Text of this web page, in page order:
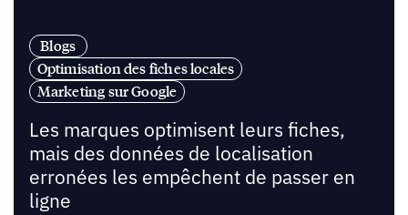
Blogs
Optimisation des fiches locales
Marketing sur Google
Les marques optimisent leurs fiches,
mais des données de localisation
erronées les empêchent de passer en
ligne